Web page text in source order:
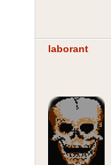
laborant